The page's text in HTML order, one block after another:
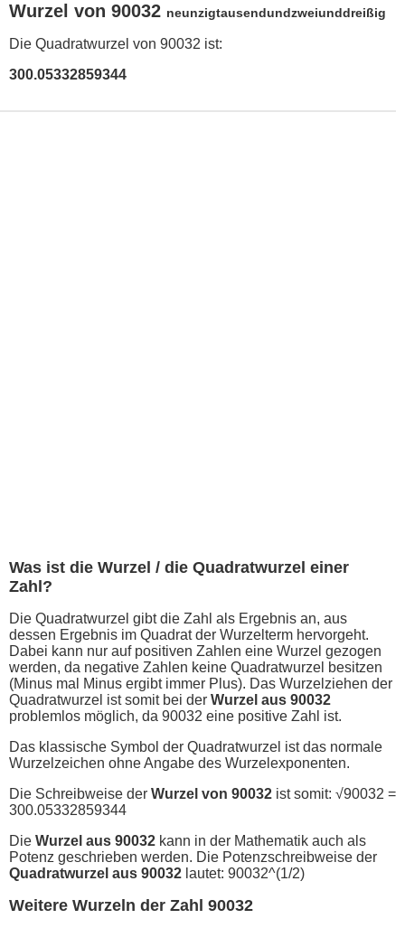
Wurzel von 90032 neunzigtausendundzweiunddreißig
Die Quadratwurzel von 90032 ist:
300.05332859344
Was ist die Wurzel / die Quadratwurzel einer
Zahl?
Die Quadratwurzel gibt die Zahl als Ergebnis an, aus
dessen Ergebnis im Quadrat der Wurzelterm hervorgeht.
Dabei kann nur auf positiven Zahlen eine Wurzel gezogen
werden, da negative Zahlen keine Quadratwurzel besitzen
(Minus mal Minus ergibt immer Plus). Das Wurzelziehen der
Quadratwurzel ist somit bei der Wurzel aus 90032
problemlos möglich, da 90032 eine positive Zahl ist.
Das klassische Symbol der Quadratwurzel ist das normale
Wurzelzeichen ohne Angabe des Wurzelexponenten.
Die Schreibweise der Wurzel von 90032 ist somit: √90032 =
300.05332859344
Die Wurzel aus 90032 kann in der Mathematik auch als
Potenz geschrieben werden. Die Potenzschreibweise der
Quadratwurzel aus 90032 lautet: 90032^(1/2)
Weitere Wurzeln der Zahl 90032